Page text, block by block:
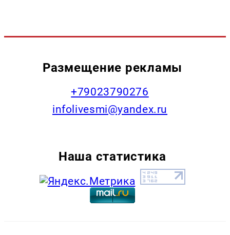
Размещение рекламы
+79023790276
infolivesmi@yandex.ru
Наша статистика